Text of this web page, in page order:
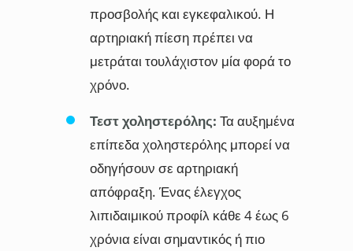
προσβολής και εγκεφαλικού. Η
αρτηριακή πίεση πρέπει να
μετράται τουλάχιστον μία φορά το
χρόνο.
Τεστ χοληστερόλης: Τα αυξημένα
επίπεδα χοληστερόλης μπορεί να
οδηγήσουν σε αρτηριακή
απόφραξη. Ένας έλεγχος
λιπιδαιμικού προφίλ κάθε 4 έως 6
χρόνια είναι σημαντικός ή πιο